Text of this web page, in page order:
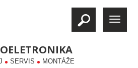
SERVIS MONTÁŽE